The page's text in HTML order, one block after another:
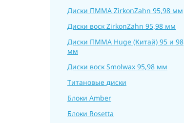
Диски ПММА ZirkonZahn 95,98 мм
Диски воск ZirkonZahn 95,98 мм
Диски ПММА Huge (Китай) 95 и 98
мм
Диски воск Smolwax 95,98 мм
Титановые диски
Блоки Amber
Блоки Rosetta